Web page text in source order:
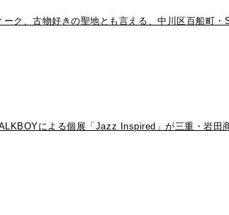
ク、古物好きの聖地とも言える、中川区百船町
による個展「Jazz Inspired」が三重・岩田